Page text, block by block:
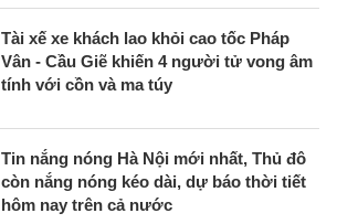
Tài xế xe khách lao khỏi cao tốc Pháp
Vân - Cầu Giẽ khiến 4 người tử vong âm
tính với cồn và ma túy
Tin nắng nóng Hà Nội mới nhất, Thủ đô
còn nắng nóng kéo dài, dự báo thời tiết
hôm nay trên cả nước